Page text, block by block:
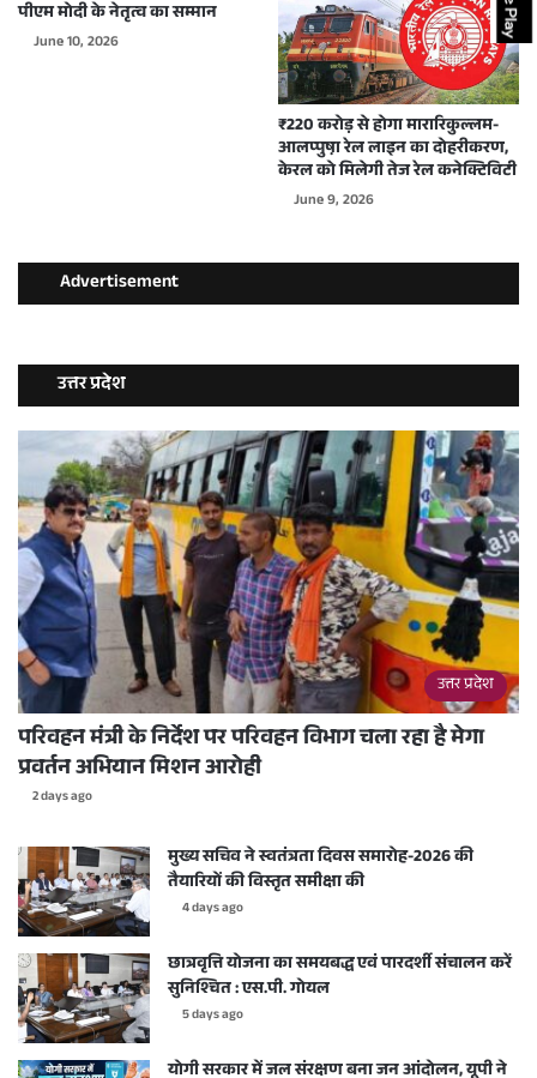
पीएम मोदी के नेतृत्व का सम्मान
June 10, 2026
₹220 करोड़ से होगा मारारिकुल्लम-
आलप्पुष़ा रेल लाइन का दोहरीकरण,
केरल को मिलेगी तेज रेल कनेक्टिविटी
June 9, 2026
Advertisement
उत्तर प्रदेश
उत्तर प्रदेश
परिवहन मंत्री के निर्देश पर परिवहन विभाग चला रहा है मेगा
प्रवर्तन अभियान मिशन आरोही
2 days ago
मुख्य सचिव ने स्वतंत्रता दिवस समारोह-2026 की
तैयारियों की विस्तृत समीक्षा की
4 days ago
छात्रवृत्ति योजना का समयबद्ध एवं पारदर्शी संचालन करें
सुनिश्चित : एस.पी. गोयल
5 days ago
योगी सरकार में जल संरक्षण बना जन आंदोलन, यूपी ने